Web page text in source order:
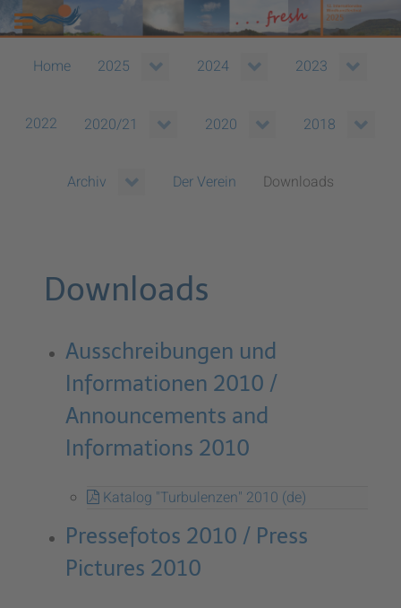
Home 2025 2024 2023
2022 2020/21 2020 2018
Archiv Der Verein Downloads
Downloads
Ausschreibungen und
Informationen 2010 /
Announcements and
Informations 2010
Katalog "Turbulenzen" 2010 (de)
Pressefotos 2010 / Press
Pictures 2010